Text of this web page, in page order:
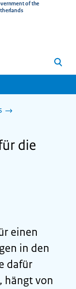
of the
Search
die
einen
in den
dafür
hängt von